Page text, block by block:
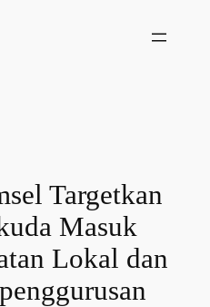
Targetkan
Masuk
Lokal dan